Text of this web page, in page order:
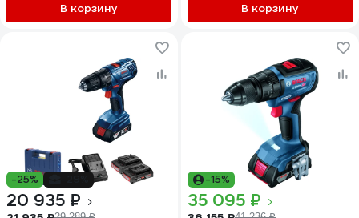
В корзину В корзину
-25%
20 935 ₽
-15%
35 095 ₽